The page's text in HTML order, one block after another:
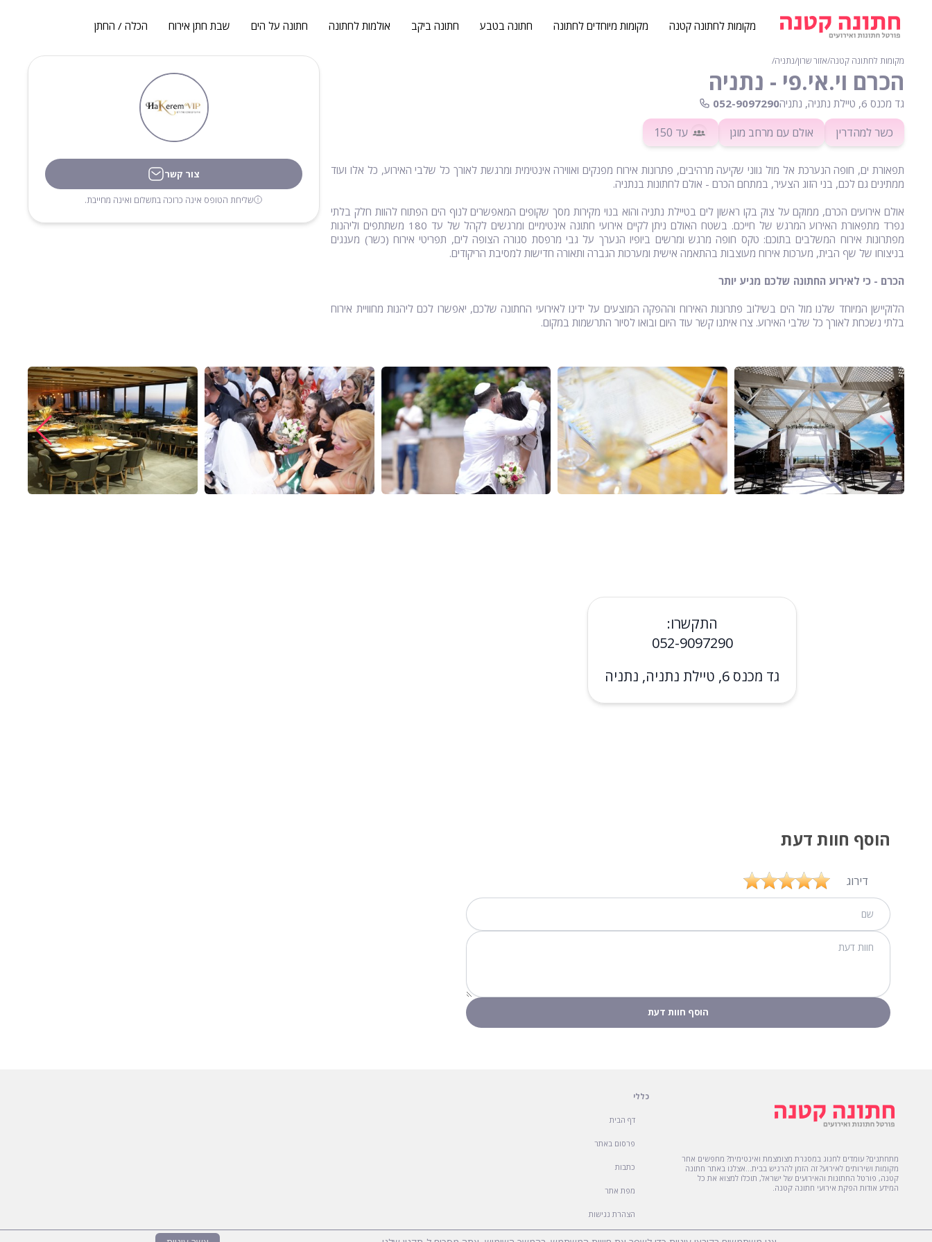
מקומות לחתונה קטנה מקומות מיוחדים לחתונה חתונה בטבע חתונה ביקב אולמות לחתונה חתונה על הים שבת חתן אירוח הכלה / החתן
צור קשר
שליחת הטופס אינה כרוכה בתשלום ואינה מחייבת.
מקומות לחתונה קטנה∕אזור שרון∕נתניה∕
הכרם וי.אי.פי - נתניה
גד מכנס 6, טיילת נתניה, נתניה 052-9097290
כשר למהדרין אולם עם מרחב מוגן עד 150
תפאורת ים, חופה הנערכת אל מול גווני שקיעה מרהיבים, פתרונות אירוח מפנקים ואווירה אינטימית ומרגשת לאורך כל שלבי האירוע, כל אלו ועוד
ממתינים גם לכם, בני הזוג הצעיר, במתחם הכרם - אולם לחתונות בנתניה.
אולם אירועים הכרם, ממוקם על צוק בקו ראשון לים בטיילת נתניה והוא בנוי מקירות מסך שקופים המאפשרים לנוף הים הפתוח להוות חלק בלתי
נפרד מתפאורת האירוע המרגש של חייכם. בשטח האולם ניתן לקיים אירועי חתונה אינטימיים ומרגשים לקהל של עד 180 משתתפים וליהנות
מפתרונות אירוח המשלבים בתוכם: טקס חופה מרגש ומרשים ביופיו הנערך על גבי מרפסת סגורה הצופה לים, תפריטי אירוח (כשר) מענגים
בניצוחו של שף הבית, מערכות אירוח מעוצבות בהתאמה אישית ומערכות הגברה ותאורה חדישות למסיבת הריקודים.
הכרם - כי לאירוע החתונה שלכם מגיע יותר
הלוקיישן המיוחד שלנו מול הים בשילוב פתרונות האירוח וההפקה המוצעים על ידינו לאירועי החתונה שלכם, יאפשרו לכם ליהנות מחוויית אירוח
בלתי נשכחת לאורך כל שלבי האירוע. צרו איתנו קשר עוד היום ובואו לסיור התרשמות במקום.
התקשרו:
052-9097290
גד מכנס 6, טיילת נתניה, נתניה
הוסף חוות דעת
דירוג
מתחתנים? עומדים לחגוג במסגרת מצומצמת ואינטימית? מחפשים אחר
מקומות ושירותים לאירוע? זה הזמן להרגיש בבית...אצלנו באתר חתונה
קטנה, פורטל החתונות והאירועים של ישראל, תוכלו למצוא את כל
המידע אודות הפקת אירועי חתונה קטנה.
כללי
דף הבית
פרסום באתר
כתבות
מפת אתר
הצהרת נגישות